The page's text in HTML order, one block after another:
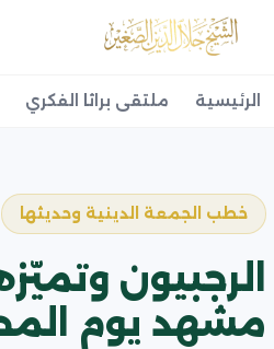
الرئيسية ملتقى براثا الفكري
خطب الجمعة الدينية وحديثها
الرجبيون
مشهد يوم